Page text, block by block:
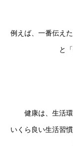
例えば、一番伝え
と
健康は、生活
いくら良い生活習